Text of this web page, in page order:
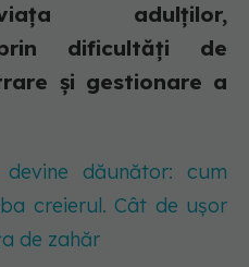
adulților,
prin dificultăți de
și gestionare a
dăunător: cum
creierul. Cât de ușor
de zahăr